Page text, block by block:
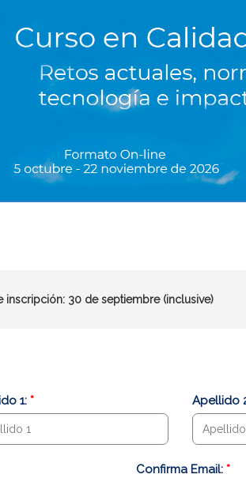
inscripción: 30 de septiembre (inclusive)
1: * Apellido
Confirma Email:*